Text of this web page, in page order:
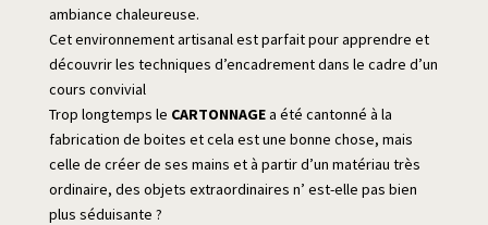
ambiance chaleureuse.
Cet environnement artisanal est parfait pour apprendre et
découvrir les techniques d’encadrement dans le cadre d’un
cours convivial
Trop longtemps le CARTONNAGEa été cantonné à la
fabrication de boites et cela est une bonne chose, mais
celle de créer de ses mains et à partir d’un matériau très
ordinaire, des objets extraordinaires n’ est-elle pas bien
plus séduisante ?